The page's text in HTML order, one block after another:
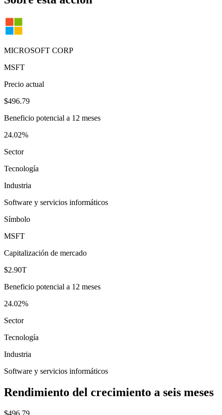
MICROSOFT CORP
MSFT
Precio actual
$496.79
Beneficio potencial a 12 meses
24.02%
Sector
Tecnología
Industria
Software y servicios informáticos
Símbolo
MSFT
Capitalización de mercado
$2.90T
Beneficio potencial a 12 meses
24.02%
Sector
Tecnología
Industria
Software y servicios informáticos
Rendimiento del crecimiento a seis meses
$496.79